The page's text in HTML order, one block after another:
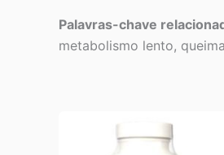
Palavras-chave
metabolismo lento,